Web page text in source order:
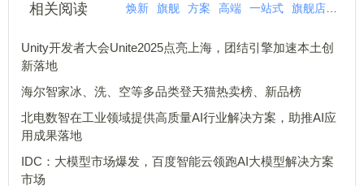
相关阅读 焕新 旗舰 方案 高端 一站式 旗舰店
Unity开发者大会Unite2025点亮上海，团结引擎加速本土创
新落地
海尔智家冰、洗、空等多品类登天猫热卖榜、新品榜
北电数智在工业领域提供高质量AI行业解决方案，助推AI应
用成果落地
IDC：大模型市场爆发，百度智能云领跑AI大模型解决方案
市场